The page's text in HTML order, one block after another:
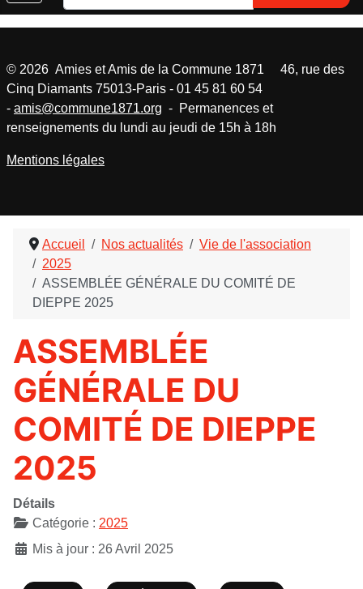
Accueil Nos actualités
Vie de l'association
2025
ASSEMBLÉE GÉNÉRALE DU COMITÉ DE
DIEPPE 2025
ASSEMBLÉE
GÉNÉRALE DU
COMITÉ DE DIEPPE
2025
Détails
Catégorie : 2025
Mis à jour : 26 Avril 2025
© 2026 Amies et Amis de la Commune 1871 46, rue des
Cinq Diamants 75013-Paris - 01 45 81 60 54
- amis@commune1871.org - Permanences et
renseignements du lundi au jeudi de 15h à 18h
Mentions légales